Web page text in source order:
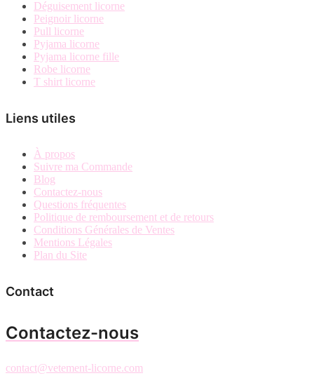
Déguisement licorne
Peignoir licorne
Pull licorne
Pyjama licorne
Pyjama licorne fille
Robe licorne
T shirt licorne
Liens utiles
À propos
Suivre ma Commande
Blog
Contactez-nous
Questions fréquentes
Politique de remboursement et de retours
Conditions Générales de Ventes
Mentions Légales
Plan du Site
Contact
Contactez-nous
contact@vetement-licorne.com